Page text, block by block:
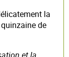
la
de
et la